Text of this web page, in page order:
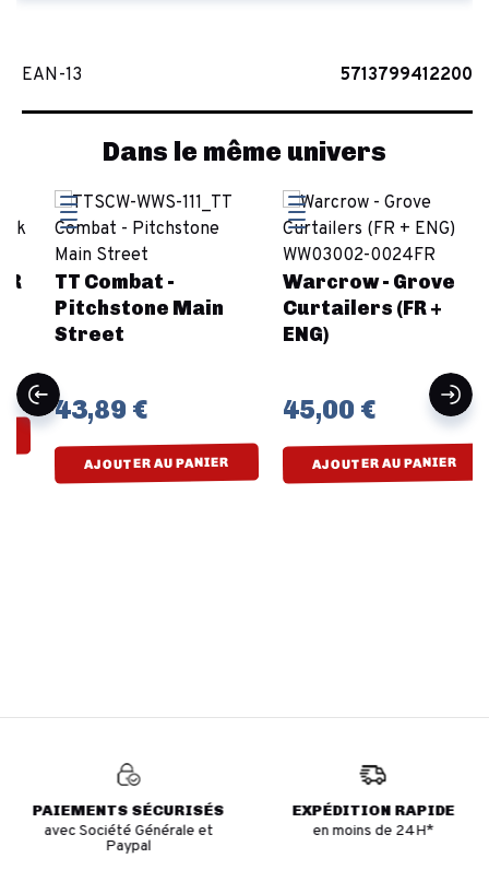
EAN-13 5713799412200
Dans le même univers
TT Combat -
Pitchstone Main
Street
43,89 €
AJOUTER AU PANIER
Warcrow - Grove
Curtailers (FR +
ENG)
45,00 €
AJOUTER AU PANIER
PAIEMENTS SÉCURISÉS
avec Société Générale et
Paypal
EXPÉDITION RAPIDE
en moins de 24H*